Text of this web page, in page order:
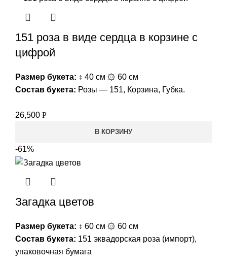
151 роза в виде сердца в корзине с
цифрой
Размер букета: ↕ 40 см ۞ 60 см
Состав букета: Розы — 151, Корзина, Губка.
26,500 Р
В КОРЗИНУ
-61%
Загадка цветов
Размер букета: ↕ 60 см ۞ 60 см
Состав букета: 151 эквадорская роза (импорт),
упаковочная бумага